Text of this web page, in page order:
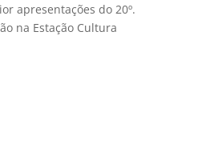
apresentações do 20º.
na Estação Cultura